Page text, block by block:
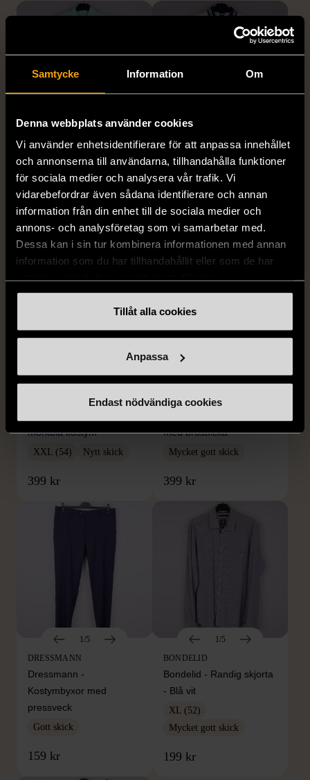
Samtycke Information Om
Denna webbplats använder cookies
Vi använder enhetsidentifierare för att anpassa innehållet
och annonserna till användarna, tillhandahålla funktioner
för sociala medier och analysera vår trafik. Vi
vidarebefordrar även sådana identifierare och annan
information från din enhet till de sociala medier och
annons- och analysföretag som vi samarbetar med.
Dessa kan i sin tur kombinera informationen med annan
information som du har tillhandahållit eller som de har
Tillåt alla cookies
Anpassa
Endast nödvändiga cookies
1/5
STENSTRÖMS
Stenströms skjorta turkos
L (50) Gott skick
BOSS
BOSS vit pikétröja
Mycket gott skick
279 kr
BY TEESHOPPEN
mörkblå kostym
XXL (54) Nytt skick
399 kr
HILDITCH & KEY
med bröstficka
Mycket gott skick
399 kr
1/5
DRESSMANN
Dressmann -
Kostymbyxor med
pressveck
Gott skick
159 kr
1/5
BONDELID
Bondelid - Randig skjorta
- Blå vit
XL (52)
Mycket gott skick
199 kr